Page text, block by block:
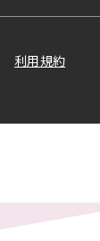
利用規約